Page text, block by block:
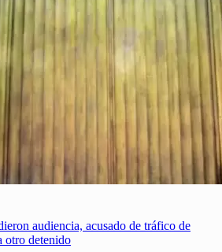
audiencia, acusado de tráfico de
otro detenido